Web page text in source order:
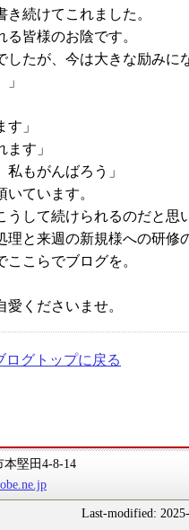
続けてこれました。
皆様のお陰です。
たが、今は大きな励みに
」
ます」
私もがんばろう」
ています。
して続けられるのだと思
と来週の新規様への研修
こらでブログを。
くださいませ。
ログトップに戻る
堅田4-8-14
Last-modified: